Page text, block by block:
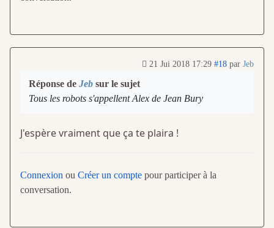
21 Jui 2018 17:29 #18 par Jeb
Réponse de Jeb sur le sujet
Tous les robots s'appellent Alex de Jean Bury
J'espère vraiment que ça te plaira !
Connexion ou Créer un compte pour participer à la
conversation.